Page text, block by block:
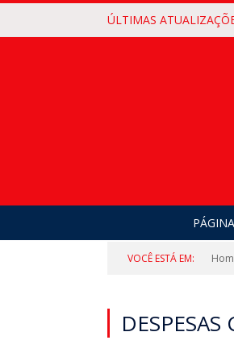
ÚLTIMAS
VOCÊ ESTÁ EM: